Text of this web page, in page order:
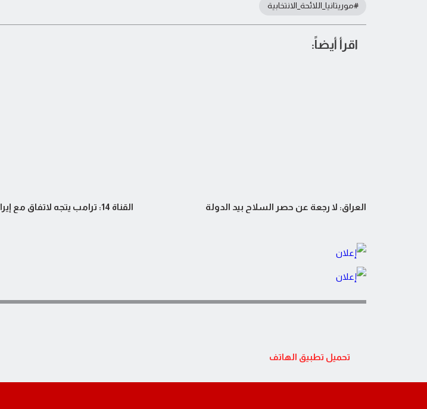
#موريتانيا_اللائحة_الانتخابية
اقرأ أيضاً:
العراق: لا رجعة عن حصر السلاح بيد الدولة القناة 14: ترامب يتجه لاتفاق مع إيران
تحميل تطبيق الهاتف